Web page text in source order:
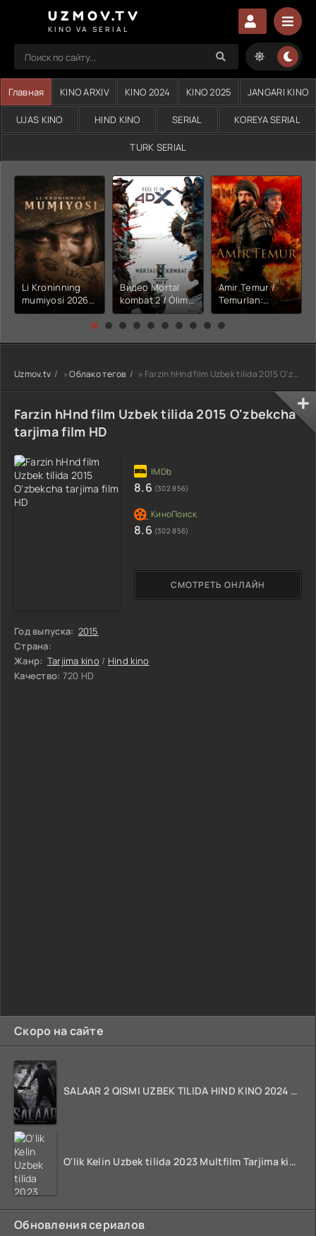
UZMOV.TV
KINO VA SERIAL
Главная KINO ARXIV KINO 2024 KINO 2025 JANGARI KINO
UJAS KINO HIND KINO SERIAL KOREYA SERIAL
TURK SERIAL
Li Kroninning
mumiyosi 2026
(uzbek tilida
kino) tarjima HD
Видео Mortal
kombat 2 / Ólim
jangi 2 (2026)
Uzbek tilida
Amir Temur /
Temurlan:
Fathchining
yuksalishi
tarjima kino Full
HD tas-ix
Скоро на сайте
SALAAR 2 QISMI UZBEK TILIDA HIND KINO 2024 TARJIMA 720p HD Skachat
O'lik Kelin Uzbek tilida 2023 Multfilm Tarjima kino skachat
Обновления сериалов
Uzmov.tv »Облако тегов » Farzin hHnd film Uzbek tilida 2015 O'zbekcha tarjima film HD
Farzin hHnd film Uzbek tilida 2015 O'zbekcha
tarjima film HD
Год выпуска: 2015
Страна:
Жанр: Tarjima kino / Hind kino
Качество: 720 HD
СМОТРЕТЬ ОНЛАЙН
8.6 (302 856)
8.6 (302 856)